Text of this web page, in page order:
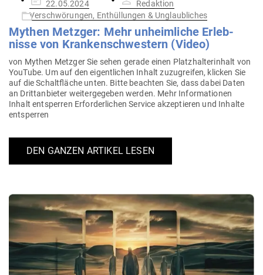
am
22.05.2024
Redaktion
Verschwörungen, Enthüllungen & Unglaubliches
Mythen Metzger: Mehr unheim­liche Erleb­
nisse von Kran­ken­schwestern (Video)
von Mythen Metzger Sie sehen gerade einen Platz­hal­ter­inhalt von
YouTube. Um auf den eigent­lichen Inhalt zuzu­greifen, klicken Sie
auf die Schalt­fläche unten. Bitte beachten Sie, dass dabei Daten
an Dritt­an­bieter wei­ter­ge­geben werden. Mehr Infor­ma­tionen
Inhalt ent­sperren Erfor­der­lichen Service akzep­tieren und Inhalte
entsperren
DEN GANZEN ARTIKEL LESEN